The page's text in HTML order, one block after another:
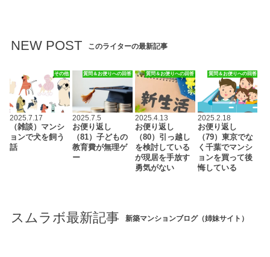
NEW POST このライターの最新記事
その他
2025.7.17
（雑談）マンシ
ョンで犬を飼う
話
質問＆お便りへの回答
2025.7.5
お便り返し
（81）子どもの
教育費が無理ゲ
ー
質問＆お便りへの回答
2025.4.13
お便り返し
（80）引っ越し
を検討している
が現居を手放す
勇気がない
質問＆お便りへの回答
2025.2.18
お便り返し
（79）東京でな
く千葉でマンシ
ョンを買って後
悔している
スムラボ最新記事 新築マンションブログ（姉妹サイト）